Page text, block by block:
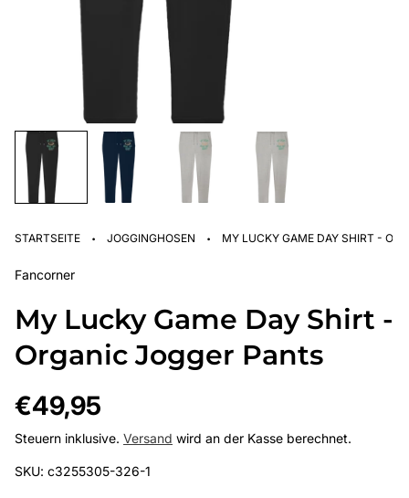
STARTSEITE · JOGGINGHOSEN · MY LUCKY GAME DAY SHIRT -
Fancorner
My Lucky Game Day Shirt -
Organic Jogger Pants
Regulärer
Preis
€49,95
Steuern inklusive. Versand wird an der Kasse berechnet.
SKU: c3255305-326-1